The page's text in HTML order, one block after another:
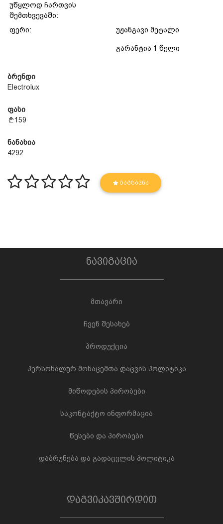
უწყლოდ ჩართვის
შემთხვევაში:
ფერი: უჟანგავი მეტალი
გარანტია 1 წელი
ბრენდი
Electrolux
ფასი
159
ნანახია
4292
ᲒᲐᲒᲖᲐᲕᲜᲐ
ნავიგაცია
მთავარი
ჩვენ შესახებ
პროდუქცია
პერსონალურ მონაცემთა დაცვის პოლიტიკა
მიწოდების პირობები
საკონტაქტო ინფორმაცია
წესები და პირობები
დაბრუნება და გადაცვლის პოლიტიკა
დაგვიკავშირდით